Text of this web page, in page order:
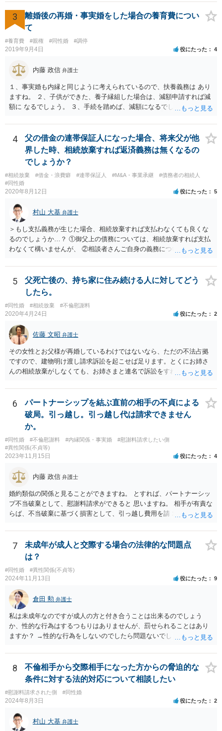
3
離婚後の再婚・事実婚をした場合の養育費につい
て
#養育費 #親権 #同性婚 #調停
2019年9月4日 役にたった 4
内藤 政信 弁護士
１、事実婚も内縁と同じように考えられているので、扶養義務は あり
ますね。 ２、子供ができた、養子縁組した場合は、減額申請すれば減
額に なるでしょう。 ３、手続を踏めば、減額になるでしょう。 ４、
しょう。 いろいろ議論のあるところですが、実務は上記のような運用
でしょう。
4
父の借金の連帯保証人になった場合、将来父が他
界した時、相続放棄すれば返済義務は無くなるの
でしょうか？
#相続放棄 #借金・浪費癖 #連帯保証人 #M&A・事業承継
#債務者の相続人
#同性婚
2020年8月12日 役にたった 5
村山 大基 弁護士
＞もし支払義務が生じた場合、相続放棄すれば支払わなくても良くな
るのでしょうか…？ ①御父上の債務については、相続放棄すれば支払
わなくて構いませんが、 ②相談者さんご自身の義務については、契約
いないので何とも言えません。 そもそも、何の義務も負わないなら、
印鑑証明まで用意して推定相続人にサインさせる意味もないような気
がします。 もし何らかの義務を相続放棄しても負う内容だと困ります
ので、契約書の文面を持って、弁護士に相談に行かれることをお勧め
します。
5
父死亡後の、持ち家に住み続ける人に対してどう
したら。
#同性婚 #相続放棄 #不倫慰謝料
2020年4月24日 役にたった 2
佐藤 文昭 弁護士
その女性とお父様が再婚しているわけではないなら、ただの不法占拠
ですので、建物明け渡し請求訴訟を起こせば足ります。とくにお姉さ
んの相続放棄がしなくても、お姉さまと連名で訴訟をすればいいだけ
6
パートナーシップを結ぶ直前の相手の不貞による
破局。引っ越し。引っ越し代は請求できません
か。
#同性婚 #不倫慰謝料 #内縁関係・事実婚
#慰謝料請求したい側
#異性関係(不貞等)
2023年11月15日 役にたった 4
内藤 政信 弁護士
婚約類似の関係と見ることができますね。 とすれば、パートナーシッ
プ不当破棄として、慰謝料請求ができると 思いますね。 相手が有責な
らば、不当破棄に基づく損害として、引っ越し費用を請 求できるよう
7
未成年が成人と交際する場合の法律的な問題点
は？
#同性婚 #異性関係(不貞等)
2024年11月13日 役にたった 9
倉田 勲 弁護士
私は未成年なのですが成人の方と付き合うことは出来るのでしょう
か、性的な行為はするつもりはありませんが、罰せられることはあり
ますか？ →性的な行為をしないのでしたら問題ないでしょう
8
不倫相手から交際相手になった方からの脅迫的な
条件に対する法的対応について相談したい
#慰謝料請求された側 #同性婚
2024年8月3日 役にたった 2
村山 大基 弁護士